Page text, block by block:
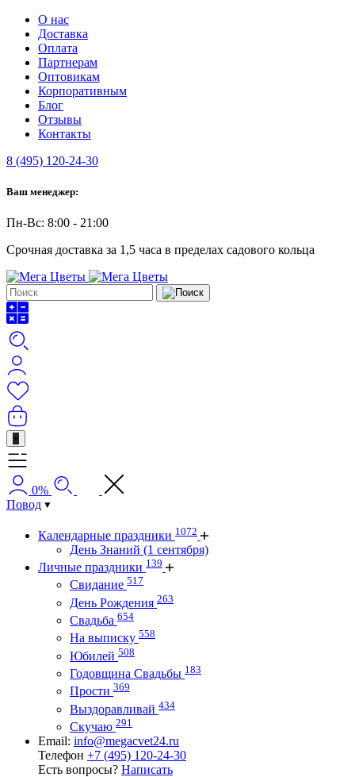
О нас
Доставка
Оплата
Партнерам
Оптовикам
Корпоративным
Блог
Отзывы
Контакты
8 (495) 120-24-30
Ваш менеджер:
Пн-Вс: 8:00 - 21:00
Срочная доставка за 1,5 часа в пределах садового кольца
+
0%
Повод
Календарные праздники 1072
День Знаний (1 сентября)
Личные праздники 139
Свидание 517
День Рождения 263
Свадьба 654
На выписку 558
Юбилей 508
Годовщина Свадьбы 183
Прости 369
Выздоравливай 434
Скучаю 291
Email: info@megacvet24.ru
Телефон +7 (495) 120-24-30
Есть вопросы? Написать